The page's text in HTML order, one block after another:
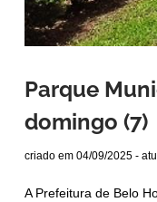
Parque
domingo (7)
criado em 04/09/2025 -
A Prefeitura de Belo